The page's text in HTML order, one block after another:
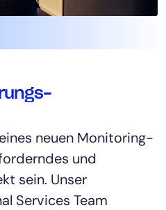
neuen Monitoring-
und
sein. Unser
Services Team